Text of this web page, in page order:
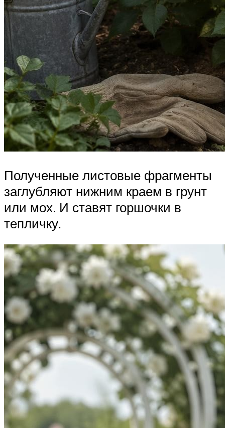
Полученные листовые фрагменты
заглубляют нижним краем в грунт
или мох. И ставят горшочки в
тепличку.